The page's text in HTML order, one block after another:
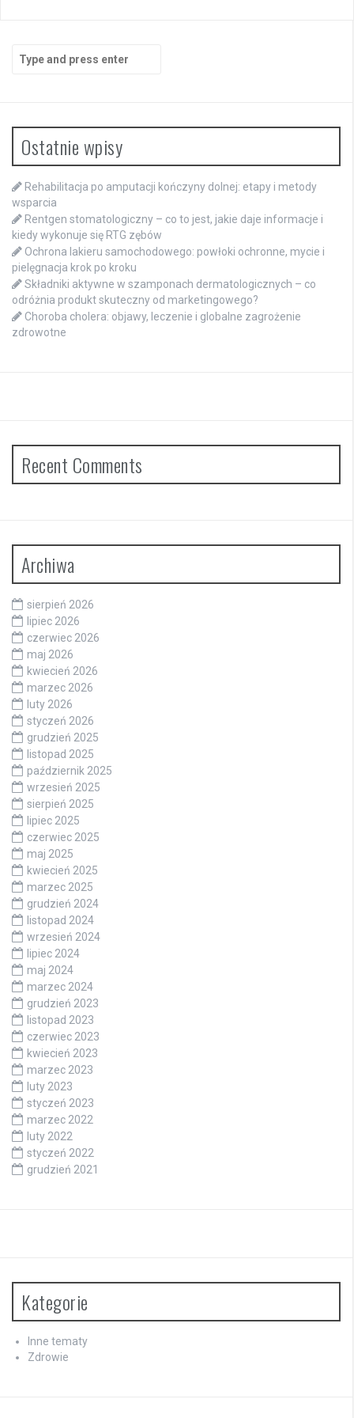
Search
for:
Ostatnie wpisy
Rehabilitacja po amputacji kończyny dolnej: etapy i metody
wsparcia
Rentgen stomatologiczny – co to jest, jakie daje informacje i
kiedy wykonuje się RTG zębów
Ochrona lakieru samochodowego: powłoki ochronne, mycie i
pielęgnacja krok po kroku
Składniki aktywne w szamponach dermatologicznych – co
odróżnia produkt skuteczny od marketingowego?
Choroba cholera: objawy, leczenie i globalne zagrożenie
zdrowotne
Recent Comments
Archiwa
sierpień 2026
lipiec 2026
czerwiec 2026
maj 2026
kwiecień 2026
marzec 2026
luty 2026
styczeń 2026
grudzień 2025
listopad 2025
październik 2025
wrzesień 2025
sierpień 2025
lipiec 2025
czerwiec 2025
maj 2025
kwiecień 2025
marzec 2025
grudzień 2024
listopad 2024
wrzesień 2024
lipiec 2024
maj 2024
marzec 2024
grudzień 2023
listopad 2023
czerwiec 2023
kwiecień 2023
marzec 2023
luty 2023
styczeń 2023
marzec 2022
luty 2022
styczeń 2022
grudzień 2021
Kategorie
Inne tematy
Zdrowie